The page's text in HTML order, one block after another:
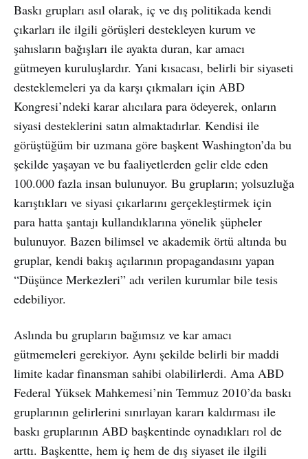
Baskı grupları asıl olarak, iç ve dış politikada kendi
çıkarları ile ilgili görüşleri destekleyen kurum ve
şahısların bağışları ile ayakta duran, kar amacı
gütmeyen kuruluşlardır. Yani kısacası, belirli bir siyaseti
desteklemeleri ya da karşı çıkmaları için ABD
Kongresi’ndeki karar alıcılara para ödeyerek, onların
siyasi desteklerini satın almaktadırlar. Kendisi ile
görüştüğüm bir uzmana göre başkent Washington’da bu
şekilde yaşayan ve bu faaliyetlerden gelir elde eden
100.000 fazla insan bulunuyor. Bu grupların; yolsuzluğa
karıştıkları ve siyasi çıkarlarını gerçekleştirmek için
para hatta şantajı kullandıklarına yönelik şüpheler
bulunuyor. Bazen bilimsel ve akademik örtü altında bu
gruplar, kendi bakış açılarının propagandasını yapan
“Düşünce Merkezleri” adı verilen kurumlar bile tesis
edebiliyor.
Aslında bu grupların bağımsız ve kar amacı
gütmemeleri gerekiyor. Aynı şekilde belirli bir maddi
limite kadar finansman sahibi olabilirlerdi. Ama ABD
Federal Yüksek Mahkemesi’nin Temmuz 2010’da baskı
gruplarının gelirlerini sınırlayan kararı kaldırması ile
baskı gruplarının ABD başkentinde oynadıkları rol de
arttı. Başkentte, hem iç hem de dış siyaset ile ilgili